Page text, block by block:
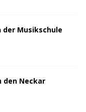
Musikschule
Neckar